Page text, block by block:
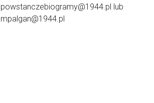
powstanczebiogramy@1944.pl lub
mpalgan@1944.pl